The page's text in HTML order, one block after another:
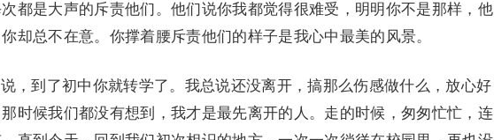
都是大声的斥责他们。他们说你我都觉得很难受，明明你不是那样，他
却总不在意。你撑着腰斥责他们的样子是我心中最美的风景。
到了初中你就转学了。我总说还没离开，搞那么伤感做什么，放心好
时候我们都没有想到，我才是最先离开的人。走的时候，匆匆忙忙，连